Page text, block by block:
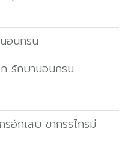
อนกรน
รักษานอนกรน
รอักเสบ ขากรรไกรมี